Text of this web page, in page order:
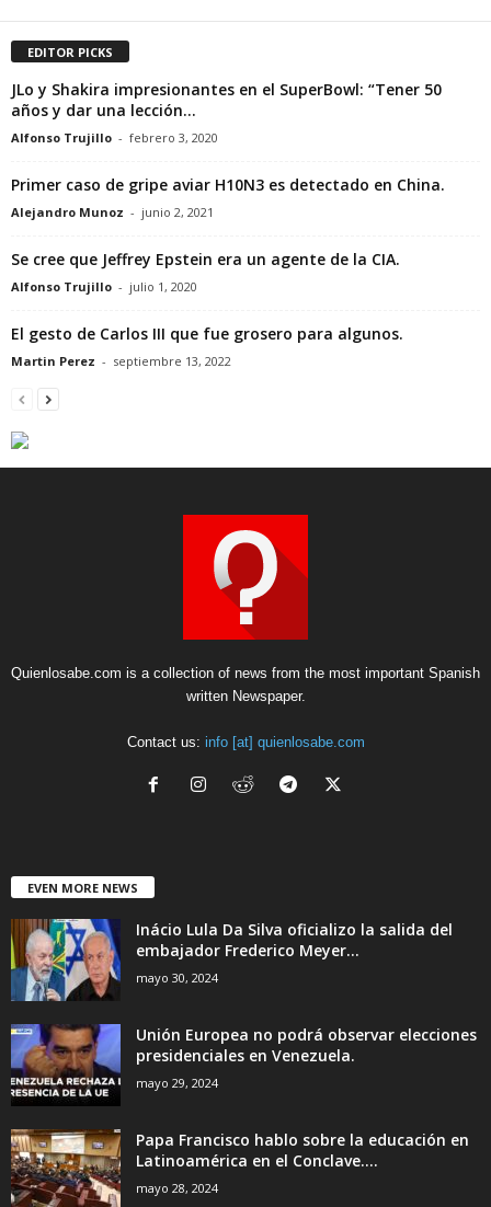
EDITOR PICKS
JLo y Shakira impresionantes en el SuperBowl: “Tener 50
años y dar una lección...
Alfonso Trujillo - febrero 3, 2020
Primer caso de gripe aviar H10N3 es detectado en China.
Alejandro Munoz - junio 2, 2021
Se cree que Jeffrey Epstein era un agente de la CIA.
Alfonso Trujillo - julio 1, 2020
El gesto de Carlos III que fue grosero para algunos.
Martin Perez - septiembre 13, 2022
Quienlosabe.com is a collection of news from the most important Spanish
written Newspaper.
Contact us: info [at] quienlosabe.com
EVEN MORE NEWS
Inácio Lula Da Silva oficializo la salida del
embajador Frederico Meyer...
mayo 30, 2024
Unión Europea no podrá observar elecciones
presidenciales en Venezuela.
mayo 29, 2024
Papa Francisco hablo sobre la educación en
Latinoamérica en el Conclave....
mayo 28, 2024